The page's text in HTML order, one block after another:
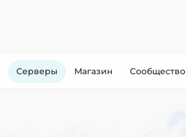
Cерверы Магазин Сообщество